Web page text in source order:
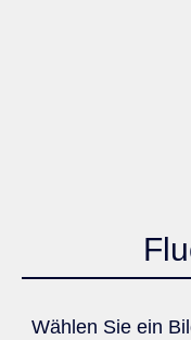
Wählen Sie ein